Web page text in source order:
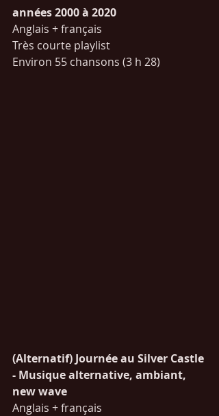
années 2000 à 2020
Anglais + français
Très courte playlist
Environ 55 chansons (3 h 28)
(Alternatif) Journée au Silver Castle
- Musique alternative, ambiant,
new wave
Anglais + français